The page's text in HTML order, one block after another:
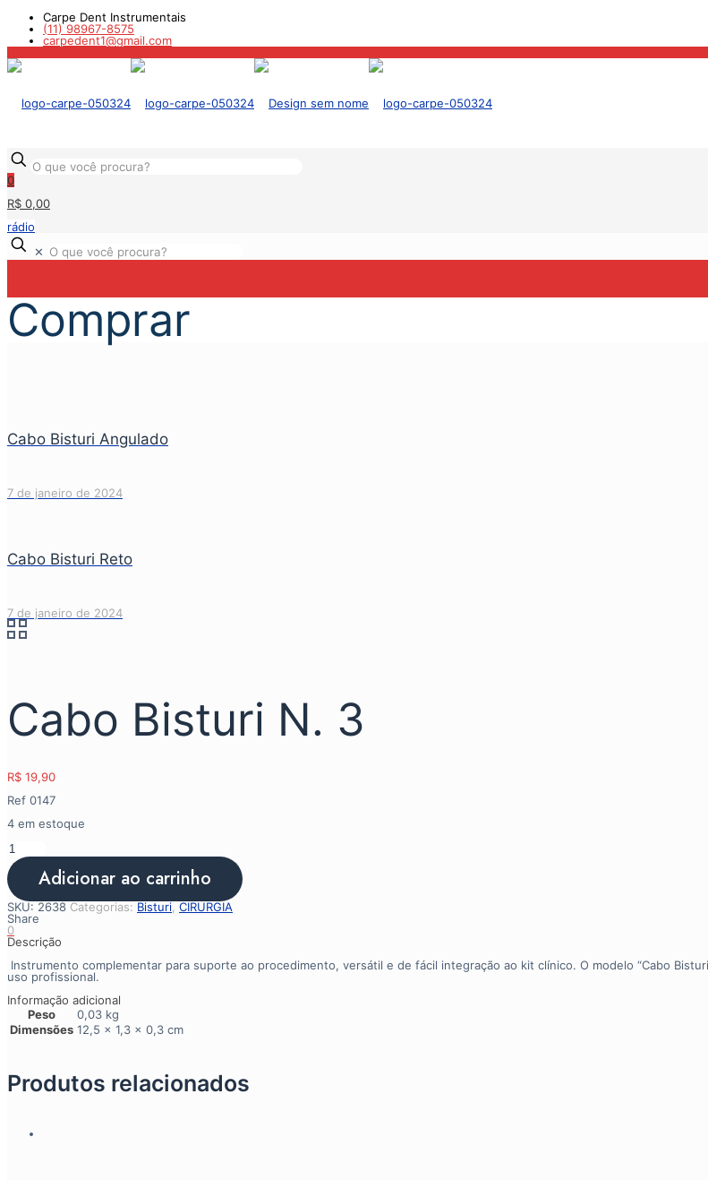
Carpe Dent Instrumentais
(11) 98967-8575
carpedent1@gmail.com
0
R$ 0,00
rádio
✕
Comprar
Cabo Bisturi Angulado
7 de janeiro de 2024
Cabo Bisturi Reto
7 de janeiro de 2024
Cabo Bisturi N. 3
R$ 19,90
Ref 0147
4 em estoque
Cabo
Bisturi
N.
3
quantidade
Adicionar ao carrinho
SKU: 2638 Categorias: Bisturi, CIRURGIA
Share
0
Descrição
Instrumento complementar para suporte ao procedimento, versátil e de fácil integração ao kit clínico. O modelo “Cabo
uso profissional.
Informação adicional
Peso
0,03 kg
Dimensões 12,5 × 1,3 × 0,3 cm
Produtos relacionados